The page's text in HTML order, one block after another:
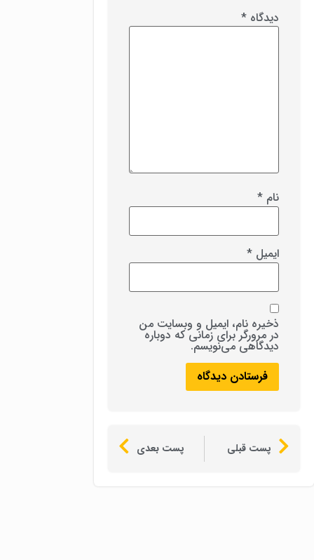
دیدگاه *
نام *
ایمیل *
ذخیره نام، ایمیل و وبسایت من
در مرورگر برای زمانی که دوباره
دیدگاهی می‌نویسم.
پست قبلی پست بعدی